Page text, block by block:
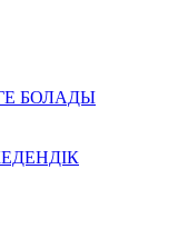
БОЛАДЫ